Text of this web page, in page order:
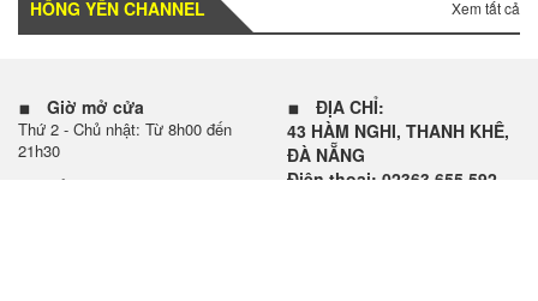
HỒNG YẾN CHANNEL Xem tất cả
Giờ mở cửa
Thứ 2 - Chủ nhật: Từ 8h00 đến
21h30
Bảo hành
ĐỊA CHỈ:
43 HÀM NGHI, THANH KHÊ,
ĐÀ NẴNG
Điện thoại: 02363.655.592